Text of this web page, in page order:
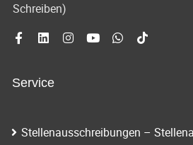
Schreiben)
Service
Stellenausschreibungen –